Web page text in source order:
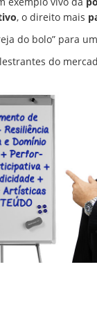
, o direito mais
do bolo” para
do